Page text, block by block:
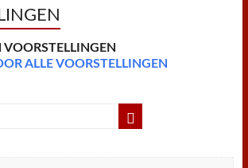
n
d
l
y
VOORSTELLINGEN
ALLE VOORSTELLINGEN